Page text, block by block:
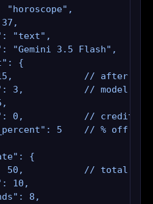
"horoscope",
"text",
"Gemini 3.5 Flash",
{
// after
3,           // model
0,           // credits
5    // % off
{
50,           // total
10,
8,